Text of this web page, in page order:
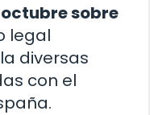
octubre sobre
legal
diversas
con el